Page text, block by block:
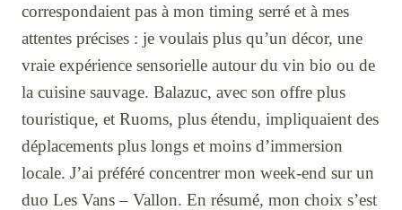
correspondaient pas à mon timing serré et à mes
attentes précises : je voulais plus qu’un décor, une
vraie expérience sensorielle autour du vin bio ou de
la cuisine sauvage. Balazuc, avec son offre plus
touristique, et Ruoms, plus étendu, impliquaient des
déplacements plus longs et moins d’immersion
locale. J’ai préféré concentrer mon week-end sur un
duo Les Vans – Vallon. En résumé, mon choix s’est